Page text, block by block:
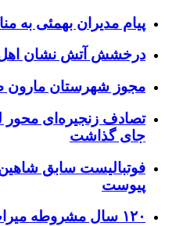
پیام مدیران بهمئی به
درخشش آتش نشان اهل
مجوز شهرستان مارون
جای گذاشت
فوتبالیست سابق شاهین
پیوست
۱۲۰ سال مشروطه میراث نیاکان